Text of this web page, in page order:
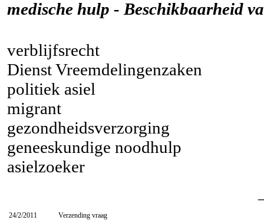
medische hulp - Beschikbaarheid
verblijfsrecht
Dienst Vreemdelingenzaken
politiek asiel
migrant
gezondheidsverzorging
geneeskundige noodhulp
asielzoeker
24/2/2011
Verzending vraag